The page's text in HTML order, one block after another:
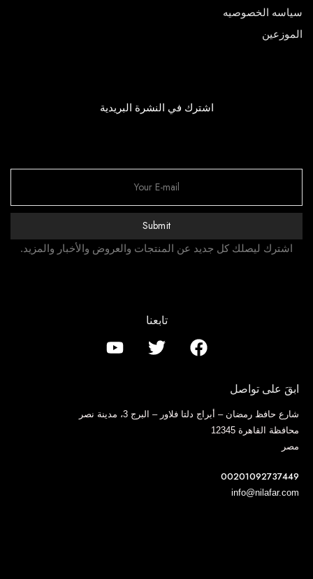
سياسه الخصوصيه
الموزعين
اشترك في النشرة البريدية
Submit
اشترك ليصلك كل جديد عن المنتجات والعروض والأخبار والمزيد.
تابعنا
ابقَ على تواصل
شارع حافظ رمضان – أبراج دلتا فلاور – البرج 3، مدينة نصر
محافظة القاهرة 12345
مصر
00201092737449
info@nilafar.com